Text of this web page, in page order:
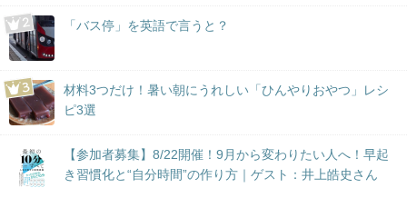
「バス停」を英語で言うと？
材料3つだけ！暑い朝にうれしい「ひんやりおやつ」レシ
ピ3選
【参加者募集】8/22開催！9月から変わりたい人へ！早起
き習慣化と“自分時間”の作り方｜ゲスト：井上皓史さん